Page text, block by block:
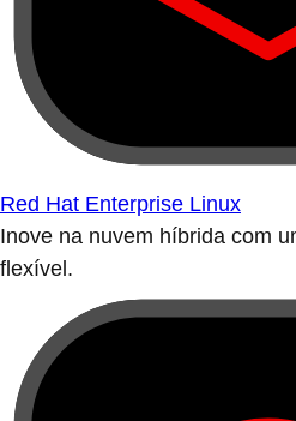
Red Hat Enterprise Linux
Inove na nuvem híbrida com
flexível.